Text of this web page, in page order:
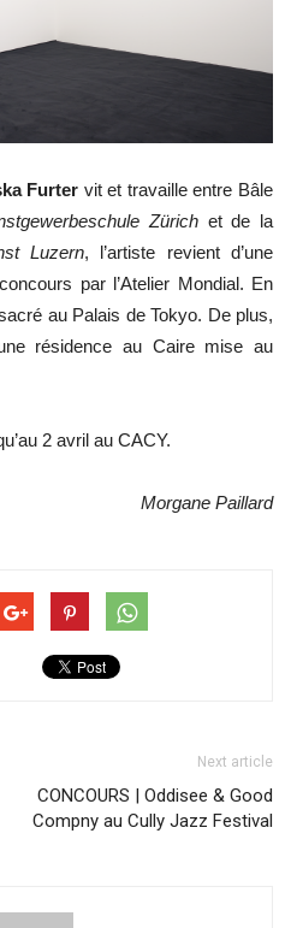
Furter vit et travaille entre Bâle
Zürich et de la
Luzern, l’artiste revient d’une
par l’Atelier Mondial. En
au Palais de Tokyo. De plus,
résidence au Caire mise au
2 avril au CACY.
Morgane Paillard
Next article
CONCOURS | Oddisee & Good
Compny au Cully Jazz Festival